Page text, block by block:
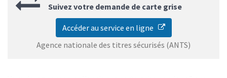
Suivez votre demande de carte grise
Accéder au service en ligne
Agence nationale des titres sécurisés (ANTS)